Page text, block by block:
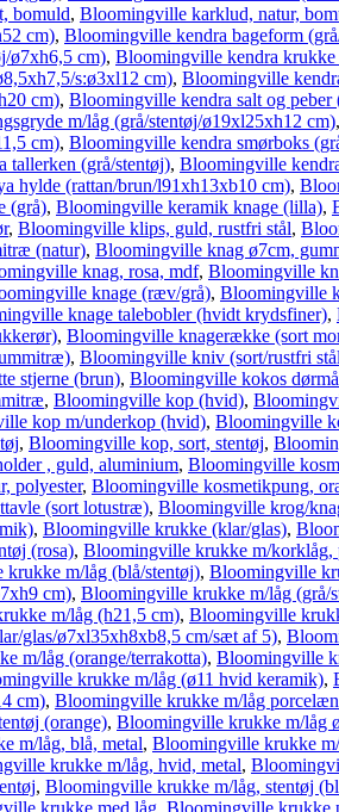
bomuld, Bloomingville karklud, natur,
cm), Bloomingville kendra bageform
ø7xh6,5 cm), Bloomingville kendra krukke
s:ø3xl12 cm), Bloomingville
cm), Bloomingville kendra salt og
m/låg (grå/stentøj/ø19xl25xh12 cm),
cm), Bloomingville kendra smørboks
tallerken (grå/stentøj), Bloomingville
hylde (rattan/brun/l91xh13xb10 cm),
(grå), Bloomingville keramik knage (lilla),
, Bloomingville klips, guld, rustfri stål,
(natur), Bloomingville knag ø7cm,
knag, rosa, mdf, Bloomingville
knage (ræv/grå), Bloomingville
knage talebobler (hvidt krydsfiner),
, Bloomingville knagerække (sort
, Bloomingville kniv (sort/rustfri
stjerne (brun), Bloomingville kokos
, Bloomingville kop (hvid),
kop m/underkop (hvid), Bloomingville
, Bloomingville kop, sort, stentøj,
, guld, aluminium, Bloomingville
polyester, Bloomingville kosmetikpung,
(sort lotustræ), Bloomingville krog/
, Bloomingville krukke (klar/glas),
(rosa), Bloomingville krukke m/
m/låg (blå/stentøj), Bloomingville
cm), Bloomingville krukke m/låg (grå/
m/låg (h21,5 cm), Bloomingville
glas/ø7xl35xh8xb8,5 cm/sæt af 5),
m/låg (orange/terrakotta), Bloomingville
krukke m/låg (ø11 hvid keramik),
cm), Bloomingville krukke m/låg
(orange), Bloomingville krukke m/låg
m/låg, blå, metal, Bloomingville krukke
krukke m/låg, hvid, metal,
, Bloomingville krukke m/låg, stentøj
krukke med låg Bloomingville krukke